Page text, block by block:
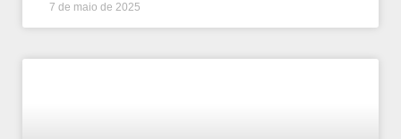
7 de maio de 2025